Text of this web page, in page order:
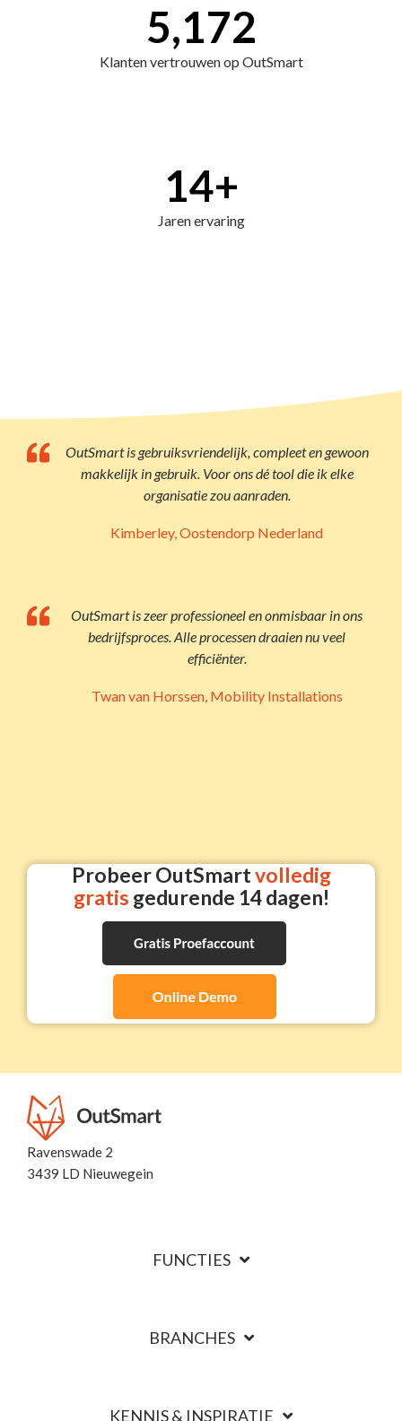
5,172
Klanten vertrouwen op OutSmart
14+
Jaren ervaring
OutSmart is gebruiksvriendelijk, compleet en gewoon
makkelijk in gebruik. Voor ons dé tool die ik elke
organisatie zou aanraden.
Kimberley, Oostendorp Nederland
OutSmart is zeer professioneel en onmisbaar in ons
bedrijfsproces. Alle processen draaien nu veel
efficiënter.
Twan van Horssen, Mobility Installations
Probeer OutSmartvolledig
gratis gedurende 14 dagen!
Ravenswade 2
3439 LD Nieuwegein
FUNCTIES
BRANCHES
KENNIS & INSPIRATIE